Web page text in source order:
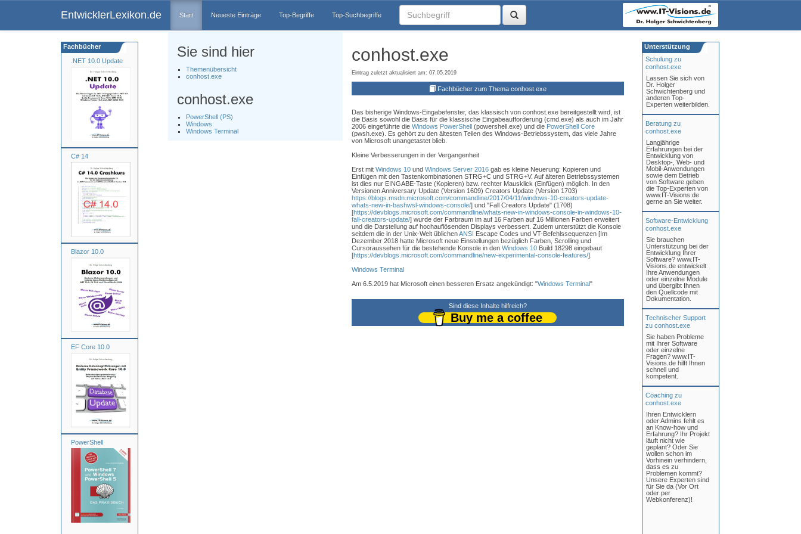
EntwicklerLexikon.de Start Neueste Einträge Top-Begriffe Top-Suchbegriffe
.NET 10.0 Update
C# 14
Blazor 10.0
EF Core 10.0
PowerShell
Fachbücher Sie sind hier
Themenübersicht
conhost.exe
conhost.exe
PowerShell (PS)
Windows
Windows Terminal
conhost.exe
Eintrag zuletzt aktualisiert am: 07.05.2019
Fachbücher zum Thema conhost.exe
Das bisherige Windows-Eingabefenster, das klassisch von conhost.exe bereitgestellt wird, ist
die Basis sowohl die Basis für die klassische Eingabeaufforderung (cmd.exe) als auch im Jahr
2006 eingeführte die Windows PowerShell(powershell.exe) und die PowerShell Core
(pwsh.exe). Es gehört zu den ältesten Teilen des Windows-Betriebssystem, das viele Jahre
von Microsoft unangetastet blieb.
Kleine Verbesserungen in der Vergangenheit
Erst mit Windows 10und Windows Server 2016gab es kleine Neuerung: Kopieren und
Einfügen mit den Tastenkombinationen STRG+C und STRG+V. Auf älteren Betriebssystemen
ist dies nur EINGABE-Taste (Kopieren) bzw. rechter Mausklick (Einfügen) möglich. In den
Versionen Anniversary Update (Version 1609) Creators Update (Version 1703)
https://blogs.msdn.microsoft.com/commandline/2017/04/11/windows-10-creators-update-
whats-new-in-bashwsl-windows-console/] und "Fall Creators Update" (1708)
[https://devblogs.microsoft.com/commandline/whats-new-in-windows-console-in-windows-10-
fall-creators-update/] wurde der Farbraum im auf 16 Farben auf 16 Millionen Farben erweitert
und die Darstellung auf hochauflösenden Displays verbessert. Zudem unterstützt die Konsole
seitdem die in der Unix-Welt üblichenANSI Escape Codes und VT-Befehlssequenzen [Im
Dezember 2018 hatte Microsoft neue Einstellungen bezüglich Farben, Scrolling und
Cursoraussehen für die bestehende Konsole in den Windows 10Build 18298 eingebaut
[https://devblogs.microsoft.com/commandline/new-experimental-console-features/].
Windows Terminal
Am 6.5.2019 hat Microsoft einen besseren Ersatz angekündigt: "Windows Terminal"
Sind diese Inhalte hilfreich?
Buy me a coffee
Schulung zu
conhost.exe
Lassen Sie sich von
Dr. Holger
Schwichtenberg und
anderen Top-
Experten weiterbilden.
Beratung zu
conhost.exe
Langjährige
Erfahrungen bei der
Entwicklung von
Desktop-, Web- und
Mobil-Anwendungen
sowie dem Betrieb
von Software geben
die Top-Experten von
www.IT-Visions.de
gerne an Sie weiter.
Software-Entwicklung
conhost.exe
Sie brauchen
Unterstützung bei der
Entwicklung Ihrer
Software? www.IT-
Visions.de entwickelt
Ihre Anwendungen
oder einzelne Module
und übergibt Ihnen
den Quellcode mit
Dokumentation.
Technischer Support
zu conhost.exe
Sie haben Probleme
mit Ihrer Software
oder einzelne
Fragen? www.IT-
Visions.de hilft Ihnen
schnell und
kompetent.
Coaching zu
conhost.exe
Ihren Entwicklern
oder Admins fehlt es
an Know-how und
Erfahrung? Ihr Projekt
läuft nicht wie
geplant? Oder Sie
wollen schon im
Vorhinein verhindern,
dass es zu
Problemen kommt?
Unsere Experten sind
für Sie da (Vor Ort
oder per
Webkonferenz)!
Unterstützung